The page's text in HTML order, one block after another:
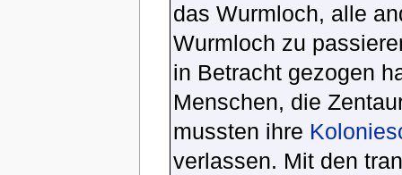
das Wurmloch, alle
Wurmloch zu
in Betracht gezogen
Menschen, die
mussten ihre
verlassen. Mit den